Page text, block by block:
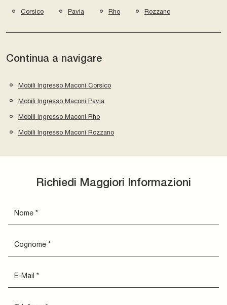
Corsico Pavia Rho Rozzano
Continua a navigare
Mobili Ingresso Maconi Corsico
Mobili Ingresso Maconi Pavia
Mobili Ingresso Maconi Rho
Mobili Ingresso Maconi Rozzano
Richiedi Maggiori Informazioni